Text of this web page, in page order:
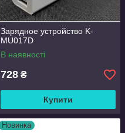
Зарядное устройство K-
MU017D
В наявності
728 ₴
Купити
Новинка